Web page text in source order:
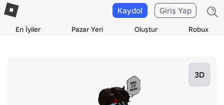
En İyiler Pazar Yeri Oluştur Robux
Kaydol Giriş Yap
3D